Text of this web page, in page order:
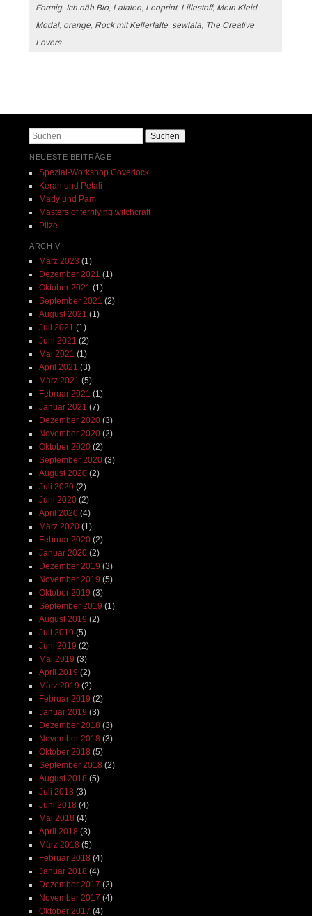
Formig, Ich näh Bio Lalaleo Leoprint, Lillestoff, Mein Kleid,
Modal, orange Rock mit Kellerfalte sewlala The Creative
Lovers
Suchen
NEUESTE BEITRÄGE
Spezial-Workshop Coverlock
Kerah und Petali
Mady und Pam
Masters of terrifying witchcraft
Pilze
ARCHIV
März 2023 (1)
Dezember 2021 (1)
Oktober 2021 (1)
September 2021 (2)
August 2021 (1)
Juli 2021 (1)
Juni 2021 (2)
Mai 2021 (1)
April 2021 (3)
März 2021 (5)
Februar 2021 (1)
Januar 2021 (7)
Dezember 2020(3)
November 2020(2)
Oktober 2020(2)
September 2020(3)
August 2020(2)
Juli 2020(2)
Juni 2020(2)
April 2020(4)
März 2020(1)
Februar 2020(2)
Januar 2020(2)
Dezember 2019 (3)
November 2019 (5)
Oktober 2019 (3)
September 2019 (1)
August 2019 (2)
Juli 2019 (5)
Juni 2019 (2)
Mai 2019 (3)
April 2019 (2)
März 2019 (2)
Februar 2019 (2)
Januar 2019 (3)
Dezember 2018 (3)
November 2018 (3)
Oktober 2018 (5)
September 2018 (2)
August 2018 (5)
Juli 2018 (3)
Juni 2018 (4)
Mai 2018 (4)
April 2018 (3)
März 2018 (5)
Februar 2018 (4)
Januar 2018 (4)
Dezember 2017 (2)
November 2017 (4)
Oktober 2017 (4)